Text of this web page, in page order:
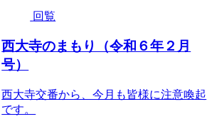
回覧
西大寺のまもり（令和６年２月
号）
西大寺交番から、今月も皆様に注意喚起
です。